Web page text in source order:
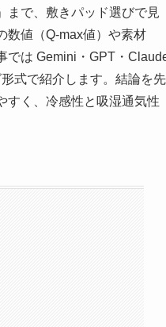
まで、敷きパッド選びで見
数値（Q-max値）や素材
では Gemini・GPT・
式で紹介します。結論を先
すく、冷感性と吸湿通気性